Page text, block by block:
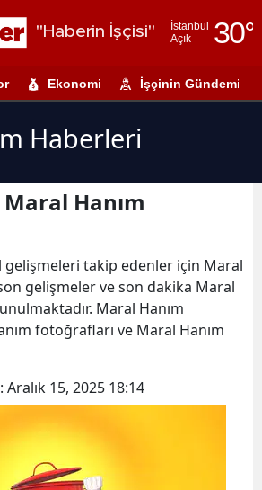
"Haberin İşçisi"
İstanbul
Açık
30°
Adıyaman
Antalya
Ekonomi İşçinin Gündemi
Haberleri
Hanım
gelişmeleri takip edenler için Maral
gelişmeler ve son dakika Maral
Maral Hanım
fotoğrafları ve Maral Hanım
Aralık 15, 2025 18:14